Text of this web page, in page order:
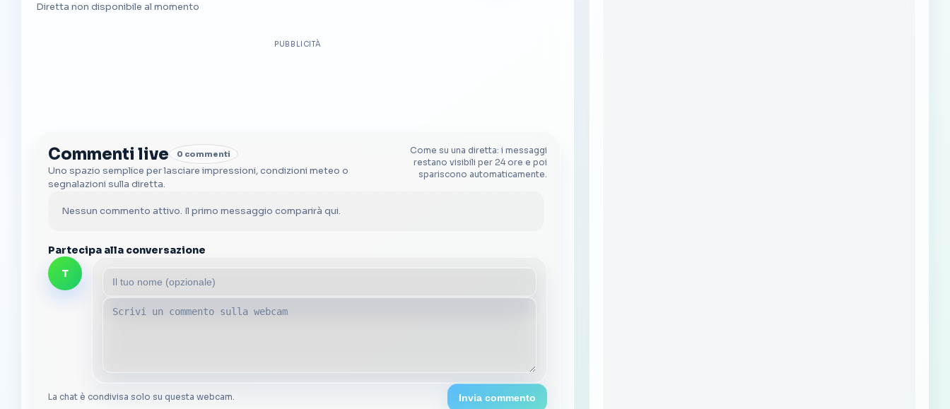
Diretta non disponibile al momento
PUBBLICITÀ
Commenti live 0 commenti
Uno spazio semplice per lasciare impressioni, condizioni meteo o
segnalazioni sulla diretta.
Come su una diretta: i messaggi
restano visibili per 24 ore e poi
spariscono automaticamente.
Nessun commento attivo. Il primo messaggio comparirà qui.
Partecipa alla conversazione
T
La chat è condivisa solo su questa webcam. Invia commento